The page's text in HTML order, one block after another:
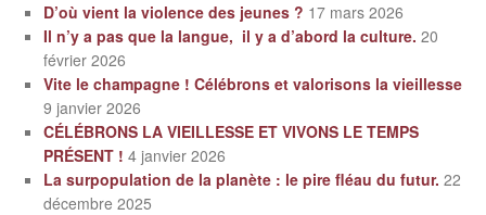
D’où vient la violence des jeunes ? 17 mars 2026
Il n’y a pas que la langue, il y a d’abord la culture. 20
février 2026
Vite le champagne ! Célébrons et valorisons la vieillesse
9 janvier 2026
CÉLÉBRONS LA VIEILLESSE ET VIVONS LE TEMPS
PRÉSENT ! 4 janvier 2026
La surpopulation de la planète : le pire fléau du futur. 22
décembre 2025